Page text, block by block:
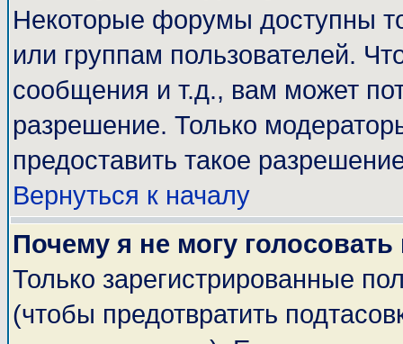
Некоторые форумы доступны
или группам пользователей.
сообщения и т.д., вам может
разрешение. Только
предоставить такое
Вернуться к началу
Почему я не могу
Только зарегистрированные
(чтобы предотвратить